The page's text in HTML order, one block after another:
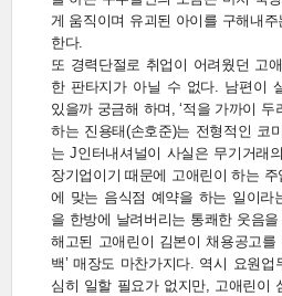
게 움직이며 유괴된 아이를 구해내
한다.
또 경력단절로 취업이 어려웠던 고
한 판타지가 아닐 수 없다. 남편이
있을까 궁금해 하며, ‘적을 가까이 두
하는 진용태(손호준)는 전형적인 코
는 J인터내셔널이 사실은 무기거래
장기업이기 때문에 고애린이 하는
에 맞는 음식점 예약을 하는 일이라
을 한방에 날려버리는 통쾌한 웃음
해고된 고애린이 김본이 채용공고를
백’ 매장도 마찬가지다. 역시 요원
심히 일할 필요가 없지만, 고애린이